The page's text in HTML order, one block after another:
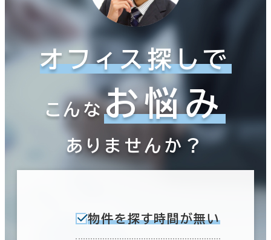
オフィス探しで
こんなお悩み
ありませんか？
物件を探す時間が無い